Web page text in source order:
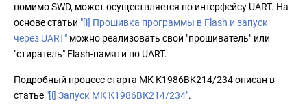
помимо SWD, может осуществляется по интерфейсу UART. На
основе статьи "[i] Прошивка программы в Flash и запуск
через UART" можно реализовать свой "прошиватель" или
"стиратель" Flash-памяти по UART.
Подробный процесс старта МК К1986ВК214/234 описан в
статье "[i] Запуск МК К1986ВК214/234".